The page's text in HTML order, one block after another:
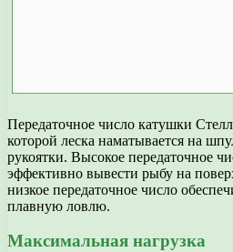
Передаточное число катушки
которой леска наматывается на
рукоятки. Высокое передаточное
эффективно вывести рыбу на
низкое передаточное число
плавную ловлю.
Максимальная нагрузка